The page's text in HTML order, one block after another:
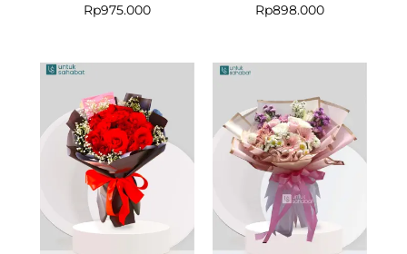
Rp975.000
Rp898.000
was:
Rp847.000.
is:
Rp699.000.